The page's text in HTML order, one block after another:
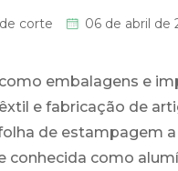
corte 06 de abril de
embalagens e
e fabricação de
de estampagem
conhecida como